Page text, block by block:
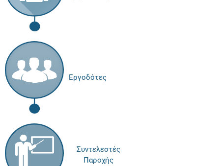
Εργοδότες
Συντελεστές
Παροχής